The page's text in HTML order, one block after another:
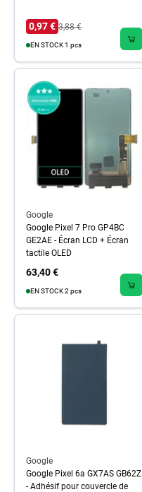
0,97 € 3,88 €
EN STOCK 1 pcs
Google
Google Pixel 7 Pro GP4BC
GE2AE - Écran LCD + Écran
tactile OLED
63,40 €
EN STOCK 2 pcs
Google
Google Pixel 6a GX7AS GB62Z
- Adhésif pour couvercle de